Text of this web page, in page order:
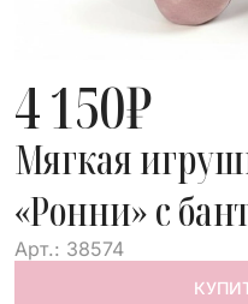
4 150₽
Мягкая
«Ронни» с
Арт.: 38574